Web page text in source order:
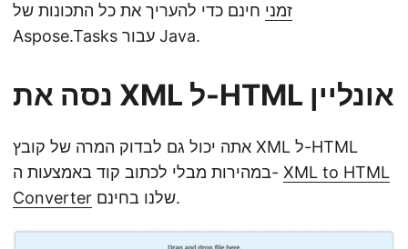
זמני חינם כדי להעריך את כל התכונות של
Aspose.Tasks עבור Java.
נסה את XML ל-HTML אונליין
אתה יכול גם לבדוק המרה של קובץ XML ל-HTML
במהירות מבלי לכתוב קוד באמצעות ה- XML to HTML
Converter
שלנו בחינם.